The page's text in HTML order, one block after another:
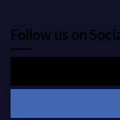
Follow us on